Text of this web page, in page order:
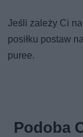
Jeśli zależy Ci
posiłku postaw
puree.
Podoba